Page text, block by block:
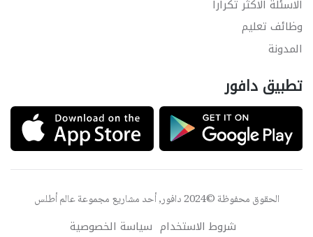
الاسئلة الاكثر تكرارا
وظائف تعليم
المدونة
تطبيق دافور
الحقوق محفوظة ©2024 دافور, أحد مشاريع مجموعة عالم أطلس
شروط الاستخدام سياسة الخصوصية